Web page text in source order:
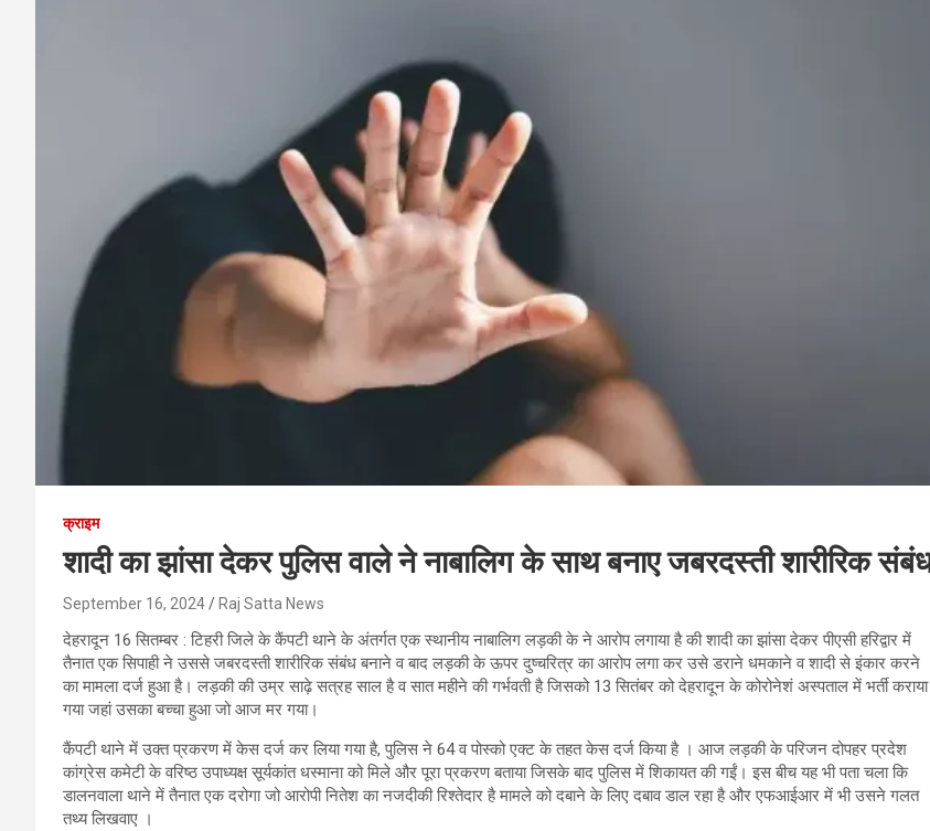
क्राइम
शादी का झांसा देकर पुलिस वाले ने नाबालिग के साथ बनाए जबरदस्ती शारीरिक
September 16, 2024 Raj Satta News
देहरादून 16 सितम्बर : टिहरी जिले के कैंपटी थाने के अंतर्गत एक स्थानीय नाबालिग लड़की के ने आरोप लगाया है की शादी का झांसा देकर पीएसी हरिद्वार में
तैनात एक सिपाही ने उससे जबरदस्ती शारीरिक संबंध बनाने व बाद लड़की के ऊपर दुष्चरित्र का आरोप लगा कर उसे डराने धमकाने व शादी से इंकार करने
का मामला दर्ज हुआ है। लड़की की उम्र साढ़े सत्रह साल है व सात महीने की गर्भवती है जिसको 13 सितंबर को देहरादून के कोरोनेशं अस्पताल में भर्ती कराया
गया जहां उसका बच्चा हुआ जो आज मर गया।
कैंपटी थाने में उक्त प्रकरण में केस दर्ज कर लिया गया है, पुलिस ने 64 व पोस्को एक्ट के तहत केस दर्ज किया है । आज लड़की के परिजन दोपहर प्रदेश
कांग्रेस कमेटी के वरिष्ठ उपाध्यक्ष सूर्यकांत धस्माना को मिले और पूरा प्रकरण बताया जिसके बाद पुलिस में शिकायत की गईं। इस बीच यह भी पता चला कि
डालनवाला थाने में तैनात एक दरोगा जो आरोपी नितेश का नजदीकी रिश्तेदार है मामले को दबाने के लिए दबाव डाल रहा है और एफआईआर में भी उसने गलत
तथ्य लिखवाए ।